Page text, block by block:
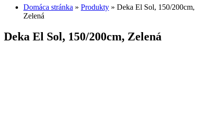
Domáca stránka » Produkty » Deka El Sol, 150/200cm,
Zelená
Deka El Sol, 150/200cm, Zelená